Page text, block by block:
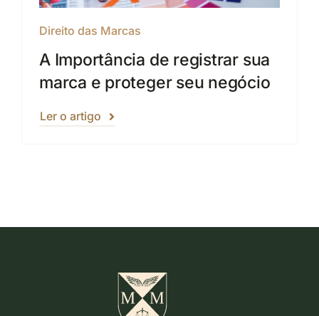
Direito das Marcas
A Importância de registrar sua
marca e proteger seu negócio
Ler o artigo